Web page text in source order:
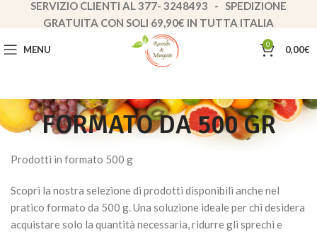
MENU 0 0,00€
FORMATO DA 500 GR
Prodotti in formato 500 g
Scopri la nostra selezione di prodotti disponibili anche nel
pratico formato da 500 g. Una soluzione ideale per chi desidera
acquistare solo la quantità necessaria, ridurre gli sprechi e
SERVIZIO CLIENTI AL 377- 3248493 - SPEDIZIONE
GRATUITA CON SOLI 69,90€ IN TUTTA ITALIA